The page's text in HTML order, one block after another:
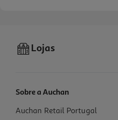
Chocolate Negro Auchan 70%
Lojas
Sobre a Auchan
Auchan Retail Portugal